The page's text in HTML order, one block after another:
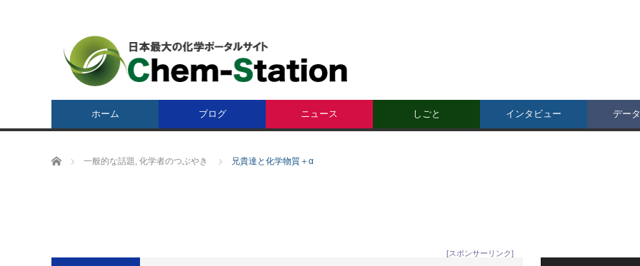
ホーム ブログ ニュース しごと インタビュー デー
ホーム 一般的な話題, 化学者のつぶやき 兄貴達と化学物質＋α
[スポンサーリンク]